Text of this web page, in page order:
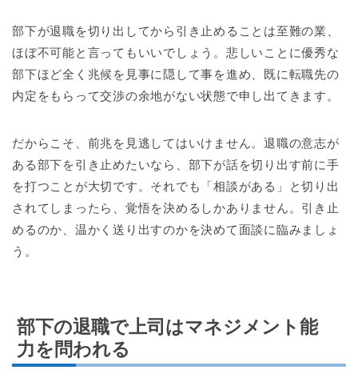
部下が退職を切り出してから引き止めることは至難の業、
ほぼ不可能と言ってもいいでしょう。悲しいことに優秀な
部下ほど全く兆候を見事に隠して事を進め、既に転職先の
内定をもらって交渉の余地がない状態で申し出てきます。
だからこそ、前兆を見逃してはいけません。退職の意志が
ある部下を引き止めたいなら、部下が話を切り出す前に手
を打つことが大切です。それでも「相談がある」と切り出
されてしまったら、覚悟を決めるしかありません。引き止
めるのか、温かく送り出すのかを決めて面談に臨みましょ
う。
部下の退職で上司はマネジメント能
力を問われる